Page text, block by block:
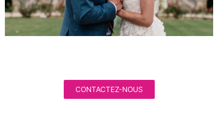
CONTACTEZ-NOUS